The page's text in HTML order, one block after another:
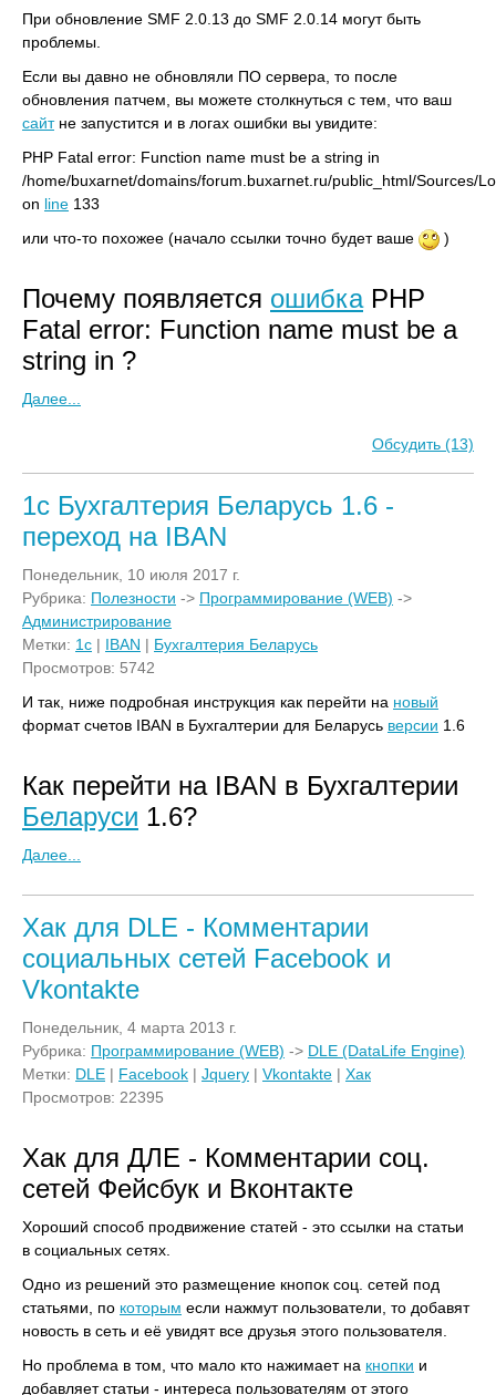
При обновление SMF 2.0.13 до SMF 2.0.14 могут быть
проблемы.
Если вы давно не обновляли ПО сервера, то после
обновления патчем, вы можете столкнуться с тем, что ваш
сайтне запустится и в логах ошибки вы увидите:
PHP Fatal error: Function name must be a string in
/home/buxarnet/domains/forum.buxarnet.ru/public_html/Sources/
on line 133
или что-то похожее (начало ссылки точно будет ваше
)
Почему появляется ошибкаPHP
Fatal error: Function name must be a
string in ?
Далее...
Обсудить (13)
1с Бухгалтерия Беларусь 1.6 -
переход на IBAN
Понедельник, 10 июля 2017 г.
Рубрика: Полезности -> Программирование (WEB) ->
Администрирование
Метки: 1с | IBAN | Бухгалтерия Беларусь
Просмотров: 5742
И так, ниже подробная инструкция как перейти на новый
формат счетов IBAN в Бухгалтерии для Беларусь версии 1.6
Как перейти на IBAN в Бухгалтерии
Беларуси 1.6?
Далее...
Хак для DLE - Комментарии
социальных сетей Facebook и
Vkontakte
Понедельник, 4 марта 2013 г.
Рубрика: Программирование (WEB) -> DLE (DataLife Engine)
Метки: DLE | Facebook | Jquery | Vkontakte | Хак
Просмотров: 22395
Хак для ДЛЕ - Комментарии соц.
сетей Фейсбук и Вконтакте
Хороший способ продвижение статей - это ссылки на статьи
в социальных сетях.
Одно из решений это размещение кнопок соц. сетей под
статьями, по которым если нажмут пользователи, то добавят
новость в сеть и её увидят все друзья этого пользователя.
Но проблема в том, что мало кто нажимает на кнопки и
добавляет статьи - интереса пользователям от этого